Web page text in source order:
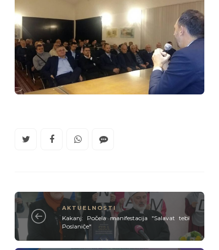
AKTUELNOSTI
Kakanj: Počela manifestacija "Salavat tebi
Poslaniče"